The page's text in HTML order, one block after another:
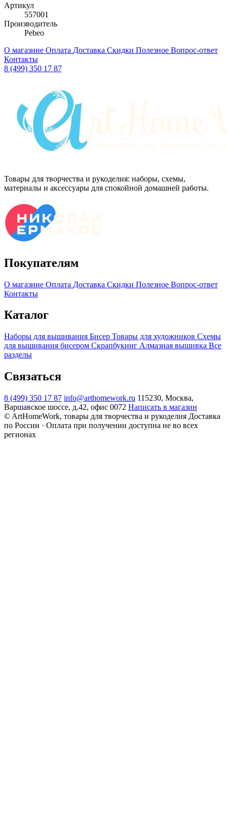
Артикул
557001
Производитель
Pebeo
О магазине Оплата Доставка Скидки Полезное Вопрос-ответ
Контакты
8 (499) 350 17 87
Товары для творчества и рукоделия: наборы, схемы,
материалы и аксессуары для спокойной домашней работы.
Покупателям
О магазине Оплата Доставка Скидки Полезное Вопрос-ответ
Контакты
Каталог
Наборы для вышивания Бисер Товары для художников Схемы
для вышивания бисером Скрапбукинг Алмазная вышивка Все
разделы
Связаться
8 (499) 350 17 87 info@arthomework.ru 115230, Москва,
Варшавское шоссе, д.42, офис 0072 Написать в магазин
© ArtHomeWork, товары для творчества и рукоделия Доставка
по России · Оплата при получении доступна не во всех
регионах